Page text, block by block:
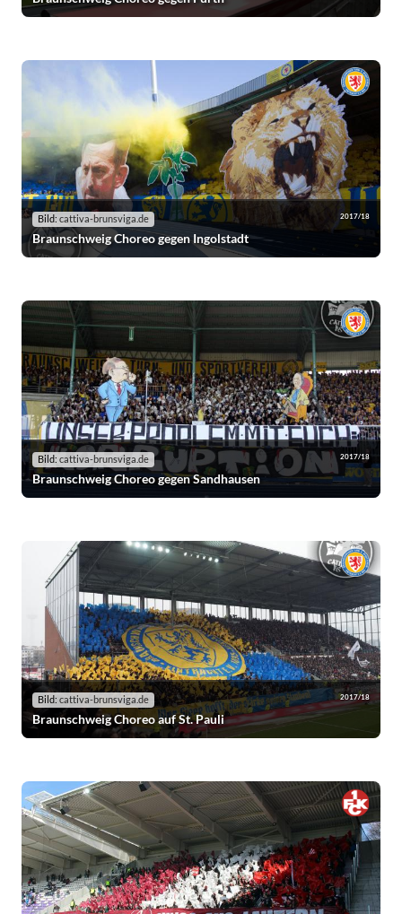
Bild: cattiva-brunsviga.de 2017/18
Braunschweig Choreo gegen Ingolstadt
Bild: cattiva-brunsviga.de 2017/18
Braunschweig Choreo gegen Sandhausen
Bild: cattiva-brunsviga.de 2017/18
Braunschweig Choreo auf St. Pauli